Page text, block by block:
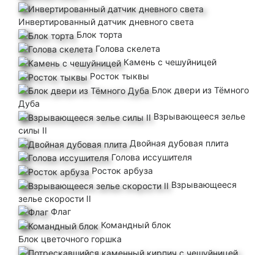
Инвертированный датчик дневного света
Блок торта
Голова скелета
Камень с чешуйницей
Росток тыквы
Блок двери из Тёмного
Дуба
Взрывающееся зелье
силы II
Двойная дубовая плита
Голова иссушителя
Росток арбуза
Взрывающееся
зелье скорости II
Флаг
Командный блок
Блок цветочного горшка